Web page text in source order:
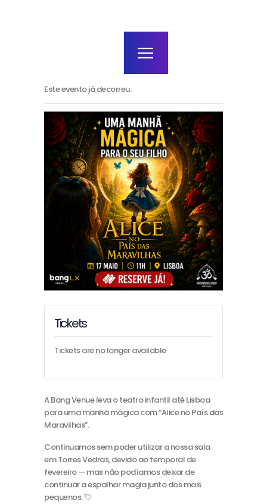
agenda / bilhetes
alugar
mais
Este evento já decorreu.
Tickets
Tickets are no longer available
A Bang Venue leva o teatro infantil até Lisboa
para uma manhã mágica com “Alice no País das
Maravilhas”.
Continuamos sem poder utilizar a nossa sala
em Torres Vedras, devido ao temporal de
fevereiro — mas não podíamos deixar de
continuar a espalhar magia junto dos mais
pequenos. 💘